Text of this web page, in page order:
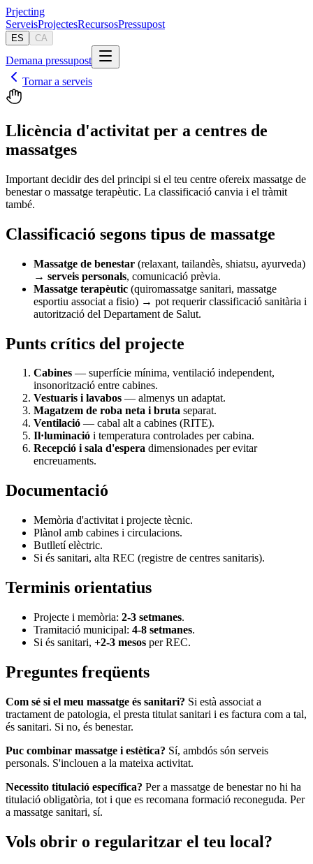
Prjecting
ServeisProjectesRecursosPressupost
ES CA
Demana pressupost
Tornar a serveis
Llicència d'activitat per a centres de
massatges
Important decidir des del principi si el teu centre ofereix massatge de
benestar o massatge terapèutic. La classificació canvia i el tràmit
també.
Classificació segons tipus de massatge
Massatge de benestar (relaxant, tailandès, shiatsu, ayurveda)
→ serveis personals, comunicació prèvia.
Massatge terapèutic (quiromassatge sanitari, massatge
esportiu associat a fisio) → pot requerir classificació sanitària i
autorització del Departament de Salut.
Punts crítics del projecte
Cabines — superfície mínima, ventilació independent,
insonorització entre cabines.
Vestuaris i lavabos — almenys un adaptat.
Magatzem de roba neta i bruta separat.
Ventilació — cabal alt a cabines (RITE).
Il·luminació i temperatura controlades per cabina.
Recepció i sala d'espera dimensionades per evitar
encreuaments.
Documentació
Memòria d'activitat i projecte tècnic.
Plànol amb cabines i circulacions.
Butlletí elèctric.
Si és sanitari, alta REC (registre de centres sanitaris).
Terminis orientatius
Projecte i memòria: 2-3 setmanes.
Tramitació municipal: 4-8 setmanes.
Si és sanitari, +2-3 mesos per REC.
Preguntes freqüents
Com sé si el meu massatge és sanitari? Si està associat a
tractament de patologia, el presta titulat sanitari i es factura com a tal,
és sanitari. Si no, és benestar.
Puc combinar massatge i estètica? Sí, ambdós són serveis
personals. S'inclouen a la mateixa activitat.
Necessito titulació específica? Per a massatge de benestar no hi ha
titulació obligatòria, tot i que es recomana formació reconeguda. Per
a massatge sanitari, sí.
Vols obrir o regularitzar el teu local?